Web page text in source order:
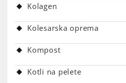
Kolagen
Kolesarska oprema
Kompost
Kotli na pelete